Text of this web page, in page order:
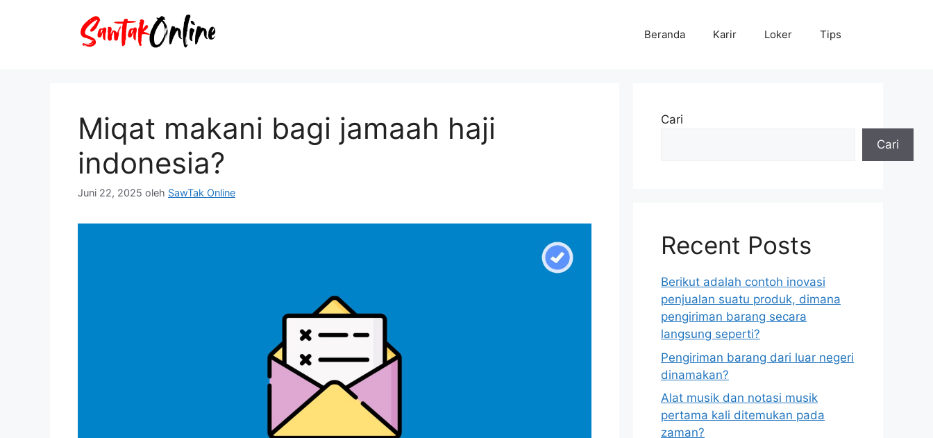
Beranda Karir Loker Tips
Miqat makani bagi jamaah haji
indonesia?
Juni 22, 2025 oleh SawTak Online
Cari
Cari
Recent Posts
Berikut adalah contoh inovasi
penjualan suatu produk, dimana
pengiriman barang secara
langsung seperti?
Pengiriman barang dari luar negeri
dinamakan?
Alat musik dan notasi musik
pertama kali ditemukan pada
zaman?